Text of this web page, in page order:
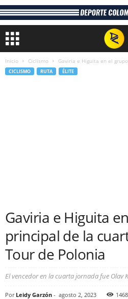
Inicio Ciclismo Gaviria e Higuita en el
CICLISMO RUTA ÉLITE
Gaviria e Higuita
principal de la
Tour de Polonia
El vencedor en la cuarta jornada fue Olav
Por Leidy Garzón - agosto 2, 2023 1468